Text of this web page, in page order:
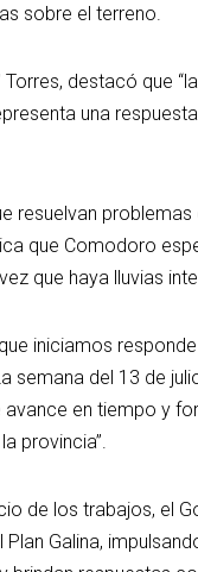
sobre el terreno.
Torres, destacó que
una
resuelvan
que Comodoro
que haya lluvias
iniciamos
semana del 13 de
en tiempo y
provincia”.
de los trabajos, el
Galina,